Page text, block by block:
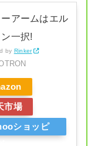
アームはエル
一択!
by Rinker
市場
ショッピ